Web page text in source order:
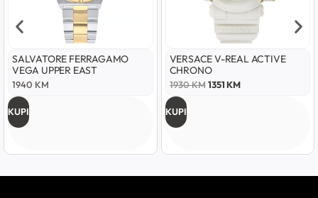
SALVATORE FERRAGAMO
VEGA UPPER EAST
1940 KM
KUPI
VERSACE V-REAL ACTIVE
CHRONO
1930KM 1351KM
KUPI